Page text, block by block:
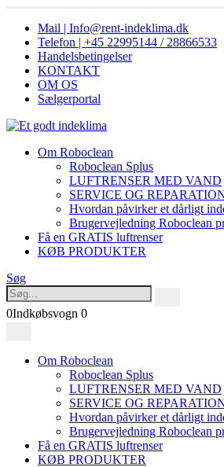
Mail | Info@rent-indeklima.dk
Telefon | +45 22995144 / 28866533
Handelsbetingelser
KONTAKT
OM OS
Sælgerportal
Om Roboclean
Roboclean Splus
LUFTRENSER MED VAND
SERVICE OG
Hvordan påvirker et dårligt
Brugervejledning Roboclean
Få en GRATIS luftrenser
KØB PRODUKTER
Søg
0Indkøbsvogn 0
Om Roboclean
Roboclean Splus
LUFTRENSER MED VAND
SERVICE OG
Hvordan påvirker et dårligt
Brugervejledning Roboclean
Få en GRATIS luftrenser
KØB PRODUKTER